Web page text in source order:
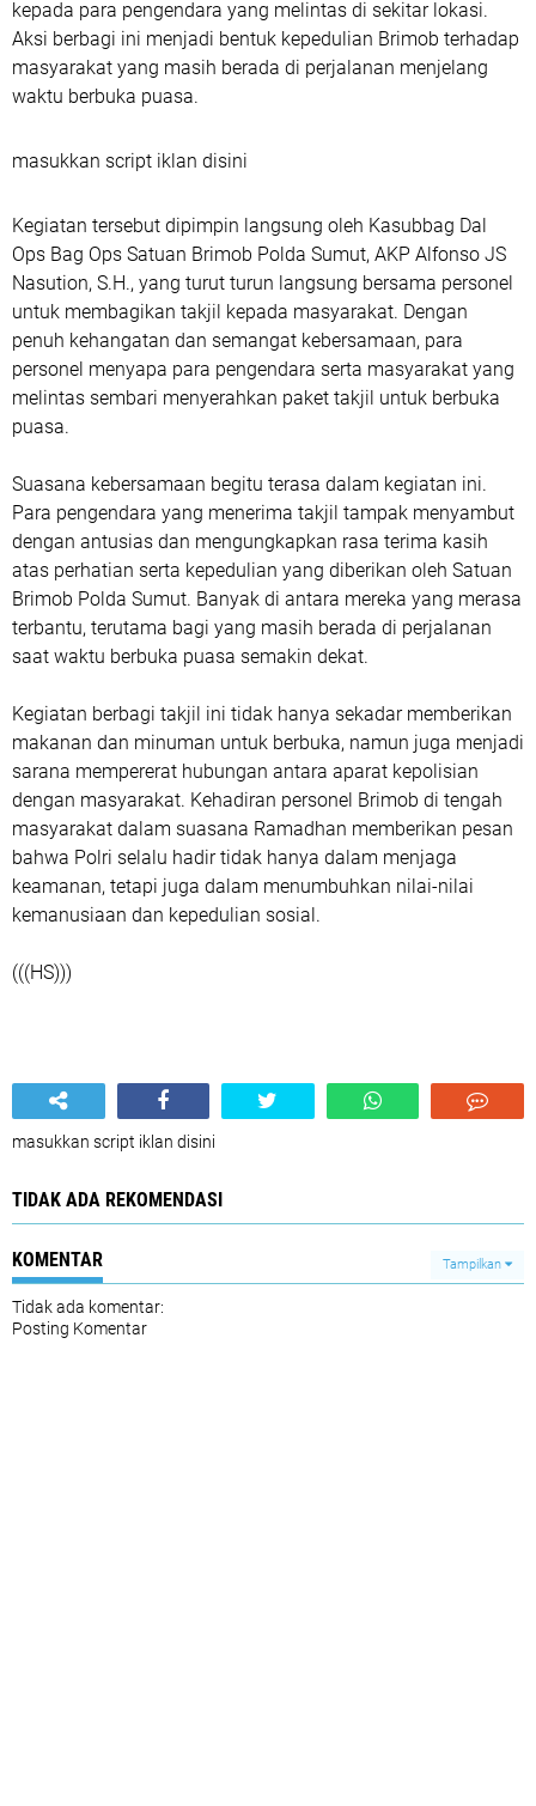
kepada para pengendara yang melintas di sekitar lokasi.
Aksi berbagi ini menjadi bentuk kepedulian Brimob terhadap
masyarakat yang masih berada di perjalanan menjelang
waktu berbuka puasa.
masukkan script iklan disini
Kegiatan tersebut dipimpin langsung oleh Kasubbag Dal
Ops Bag Ops Satuan Brimob Polda Sumut, AKP Alfonso JS
Nasution, S.H., yang turut turun langsung bersama personel
untuk membagikan takjil kepada masyarakat. Dengan
penuh kehangatan dan semangat kebersamaan, para
personel menyapa para pengendara serta masyarakat yang
melintas sembari menyerahkan paket takjil untuk berbuka
puasa.
Suasana kebersamaan begitu terasa dalam kegiatan ini.
Para pengendara yang menerima takjil tampak menyambut
dengan antusias dan mengungkapkan rasa terima kasih
atas perhatian serta kepedulian yang diberikan oleh Satuan
Brimob Polda Sumut. Banyak di antara mereka yang merasa
terbantu, terutama bagi yang masih berada di perjalanan
saat waktu berbuka puasa semakin dekat.
Kegiatan berbagi takjil ini tidak hanya sekadar memberikan
makanan dan minuman untuk berbuka, namun juga menjadi
sarana mempererat hubungan antara aparat kepolisian
dengan masyarakat. Kehadiran personel Brimob di tengah
masyarakat dalam suasana Ramadhan memberikan pesan
bahwa Polri selalu hadir tidak hanya dalam menjaga
keamanan, tetapi juga dalam menumbuhkan nilai-nilai
kemanusiaan dan kepedulian sosial.
(((HS)))
masukkan script iklan disini
TIDAK ADA REKOMENDASI
KOMENTAR Tampilkan
Tidak ada komentar:
Posting Komentar